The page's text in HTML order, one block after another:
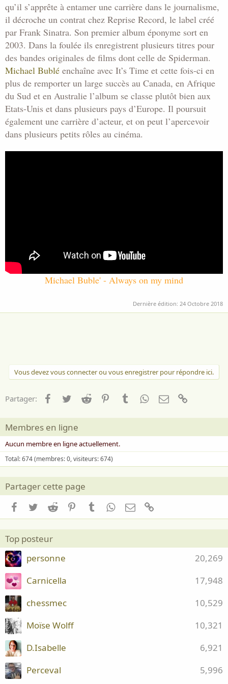
qu’il s’apprête à entamer une carrière dans le journalisme,
il décroche un contrat chez Reprise Record, le label créé
par Frank Sinatra. Son premier album éponyme sort en
2003. Dans la foulée ils enregistrent plusieurs titres pour
des bandes originales de films dont celle de Spiderman.
Michael Bublé enchaîne avec It’s Time et cette fois-ci en
plus de remporter un large succès au Canada, en Afrique
du Sud et en Australie l’album se classe plutôt bien aux
Etats-Unis et dans plusieurs pays d’Europe. Il poursuit
également une carrière d’acteur, et on peut l’apercevoir
dans plusieurs petits rôles au cinéma.
Michael Buble' - Always on my mind
Dernière édition: 24 Octobre 2018
Vous devez vous connecter ou vous enregistrer pour répondre ici.
Partager: Facebook
TwitterReddit PinterestTumblrWhatsApp
Email
Membres en ligne
Aucun membre en ligne actuellement.
Total: 674 (membres: 0, visiteurs: 674)
Partager cette page
Facebook
TwitterReddit PinterestTumblrWhatsApp
Email
Top posteur
20,269
personne
17,948
Carnicella
10,529
chessmec
10,321
Moïse Wolff
6,921
D.Isabelle
5,996
Perceval